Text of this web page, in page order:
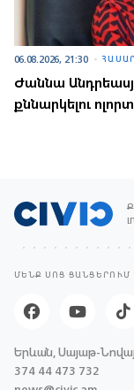
06.08.2026, 21:30
Ժաննա
քննարկելու
ՄԵՆՔ ՍՈՑ ՑԱՆՑԵՐՈՒՄ
Երևան, Սայաթ-
374 44 473 732